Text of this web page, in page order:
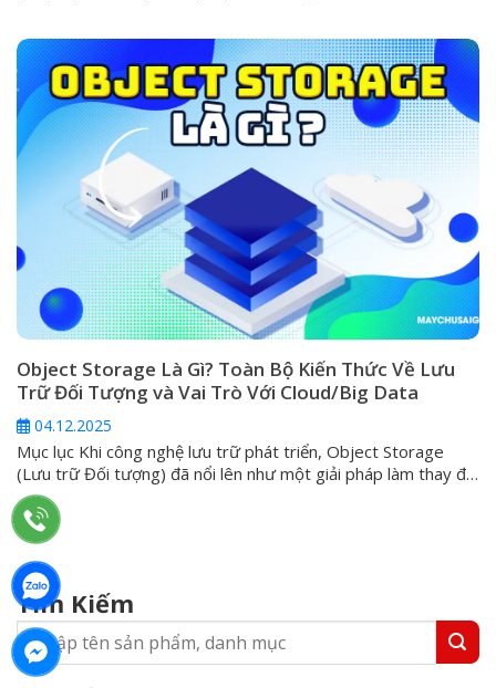
Tuy nhiên,...
Object Storage Là Gì? Toàn Bộ Kiến Thức Về Lưu
Trữ Đối Tượng và Vai Trò Với Cloud/Big Data
04.12.2025
Mục lục Khi công nghệ lưu trữ phát triển, Object Storage
(Lưu trữ Đối tượng) đã nổi lên như một giải pháp làm thay đổi
cách chúng ta tiếp cận và quản lý thông tin trong kỷ nguyên
dữ liệu lớn (Big Data). Bất kỳ ai đang tìm kiếm sự mở rộng linh
hoạt, tính...
Tìm Kiếm